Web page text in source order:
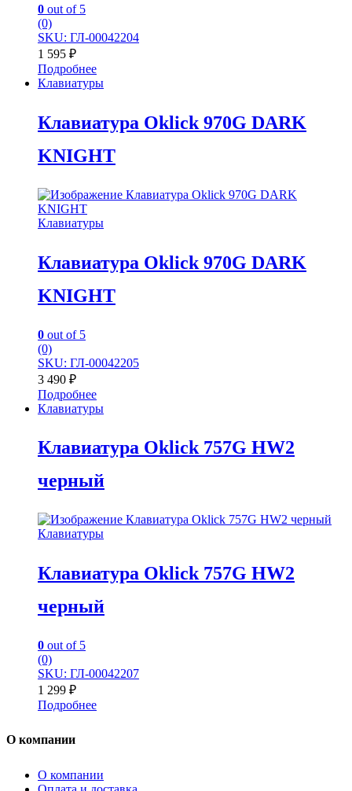
0 out of 5
(0)
SKU: ГЛ-00042204
1 595 ₽
Подробнее
Клавиатуры
Клавиатура Oklick 970G DARK
KNIGHT
Клавиатуры
Клавиатура Oklick 970G DARK
KNIGHT
0 out of 5
(0)
SKU: ГЛ-00042205
3 490 ₽
Подробнее
Клавиатуры
Клавиатура Oklick 757G HW2
черный
Клавиатуры
Клавиатура Oklick 757G HW2
черный
0 out of 5
(0)
SKU: ГЛ-00042207
1 299 ₽
Подробнее
О компании
О компании